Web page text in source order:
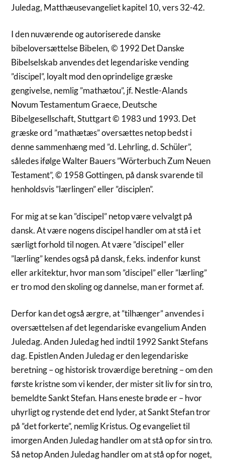
Juledag, Matthæusevangeliet kapitel 10, vers 32-42.
I den nuværende og autoriserede danske
bibeloversættelse Bibelen, © 1992 Det Danske
Bibelselskab anvendes det legendariske vending
”discipel”, loyalt mod den oprindelige græske
gengivelse, nemlig ”mathætou”, jf. Nestle-Alands
Novum Testamentum Graece, Deutsche
Bibelgesellschaft, Stuttgart © 1983 und 1993. Det
græske ord ”mathætæs” oversættes netop bedst i
denne sammenhæng med ”d. Lehrling, d. Schüler”,
således ifølge Walter Bauers ”Wörterbuch Zum Neuen
Testament”, © 1958 Gottingen, på dansk svarende til
henholdsvis ”lærlingen” eller ”disciplen”.
For mig at se kan ”discipel” netop være velvalgt på
dansk. At være nogens discipel handler om at stå i et
særligt forhold til nogen. At være ”discipel” eller
”lærling” kendes også på dansk, f.eks. indenfor kunst
eller arkitektur, hvor man som ”discipel” eller ”lærling”
er tro mod den skoling og dannelse, man er formet af.
Derfor kan det også ærgre, at ”tilhænger” anvendes i
oversættelsen af det legendariske evangelium Anden
Juledag. Anden Juledag hed indtil 1992 Sankt Stefans
dag. Epistlen Anden Juledag er den legendariske
beretning – og historisk troværdige beretning – om den
første kristne som vi kender, der mister sit liv for sin tro,
bemeldte Sankt Stefan. Hans eneste brøde er – hvor
uhyrligt og rystende det end lyder, at Sankt Stefan tror
på ”det forkerte”, nemlig Kristus. Og evangeliet til
imorgen Anden Juledag handler om at stå op for sin tro.
Så netop Anden Juledag handler om at stå op for noget,